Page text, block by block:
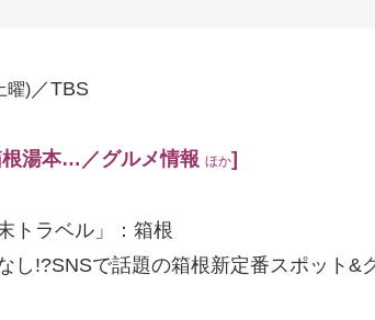
曜) ／TBS
根湯本…／グルメ情報 ほか]
トラベル」：箱根
し!?SNSで話題の箱根新定番スポット&